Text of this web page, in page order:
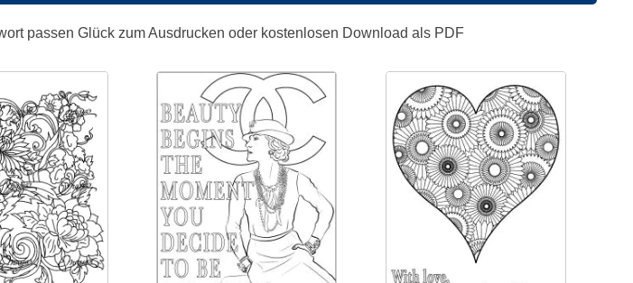
passen Glück zum Ausdrucken oder kostenlosen Download als PDF